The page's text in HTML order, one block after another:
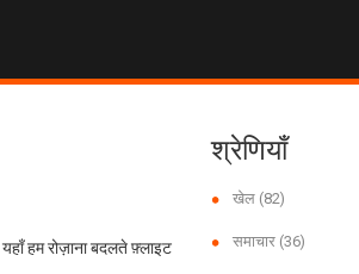
हम रोज़ाना बदलते फ़्लाइट
श्रेणियाँ
खेल (82)
समाचार (36)